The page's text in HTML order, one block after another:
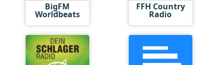
BigFM
Worldbeats
FFH Country
Radio